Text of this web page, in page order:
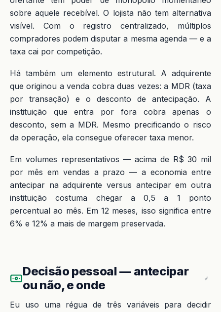
sobre aquele recebível. O lojista não tem alternativa
visível. Com o registro centralizado, múltiplos
compradores podem disputar a mesma agenda — e a
taxa cai por competição.
Há também um elemento estrutural. A adquirente
que originou a venda cobra duas vezes: a MDR (taxa
por transação) e o desconto de antecipação. A
instituição que entra por fora cobra apenas o
desconto, sem a MDR. Mesmo precificando o risco
da operação, ela consegue oferecer taxa menor.
Em volumes representativos — acima de R$ 30 mil
por mês em vendas a prazo — a economia entre
antecipar na adquirente versus antecipar em outra
instituição costuma chegar a 0,5 a 1 ponto
percentual ao mês. Em 12 meses, isso significa entre
6% e 12% a mais de margem preservada.
Decisão pessoal — antecipar
ou não, e onde
Eu uso uma régua de três variáveis para decidir